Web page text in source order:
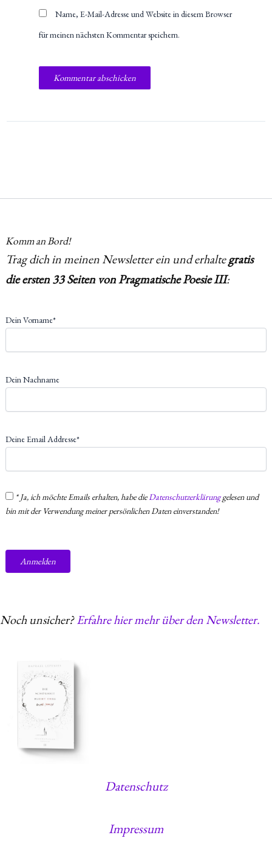
Name, E-Mail-Adresse und Website in diesem Browser
für meinen nächsten Kommentar speichern.
Komm an Bord!
Trag dich in meinen Newsletter ein und erhaltegratis
die ersten 33 Seiten von Pragmatische Poesie III:
Dein Vorname*
Dein Nachname
Deine Email Addresse*
* Ja, ich möchte Emails erhalten, habe dieDatenschutzerklärunggelesen und
bin mit der Verwendung meiner persönlichen Daten einverstanden!
Noch unsicher?Erfahre hier mehr über den Newsletter.
Datenschutz
Impressum